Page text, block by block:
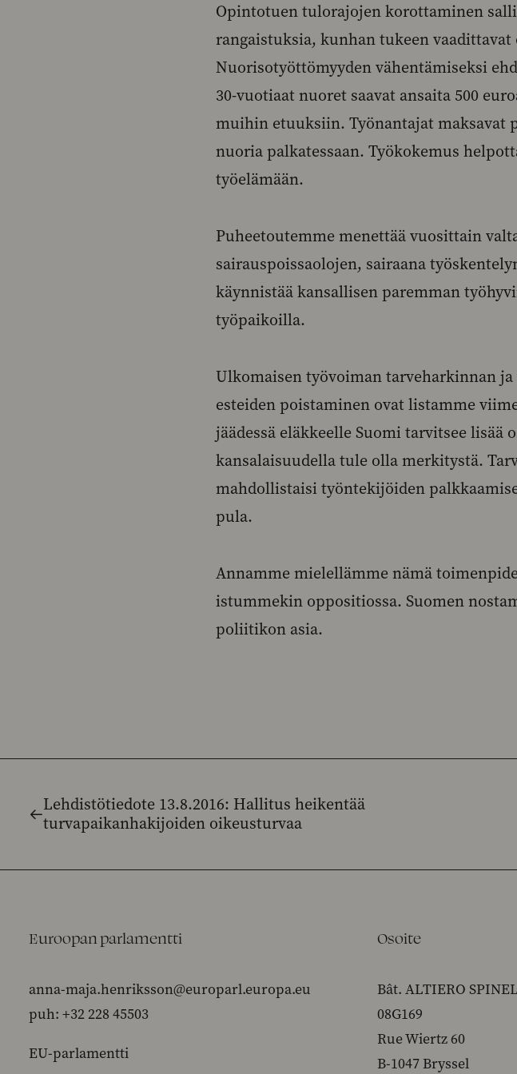
Opintotuen tulorajojen korottaminen
rangaistuksia, kunhan tukeen
Nuorisotyöttömyyden vähentämiseksi
30-vuotiaat nuoret saavat ansaita 500
muihin etuuksiin. Työnantajat maksavat
nuoria palkatessaan. Työkokemus
työelämään.
Puheetoutemme menettää vuosittain
sairauspoissaolojen, sairaana
käynnistää kansallisen paremman
työpaikoilla.
Ulkomaisen työvoiman tarveharkinnan
esteiden poistaminen ovat listamme
jäädessä eläkkeelle Suomi tarvitsee
kansalaisuudella tule olla merkitystä.
mahdollistaisi työntekijöiden
pula.
Annamme mielellämme nämä
istummekin oppositiossa. Suomen
poliitikon asia.
Lehdistötiedote 13.8.2016: Hallitus heikentää
turvapaikanhakijoiden oikeusturvaa
Euroopan parlamentti
anna-maja.henriksson@europarl.europa.eu
puh: +32 228 45503
EU-parlamentti
Osoite
Bât. ALTIERO
08G169
Rue Wiertz 60
B-1047 Bryssel